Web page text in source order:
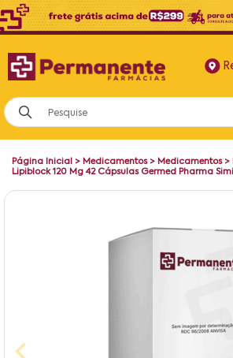
Página Inicial > Medicamentos> Medicamentos>
Lipiblock 120 Mg 42 Cápsulas Germed Pharma